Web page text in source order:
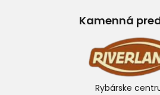
Kamenná
Rybárske